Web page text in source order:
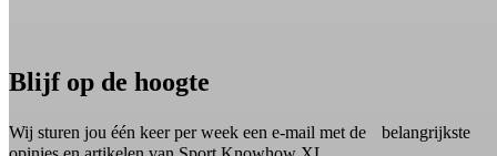
Blijf op de hoogte
Wij sturen jou één keer per week een e-mail met de belangrijkste